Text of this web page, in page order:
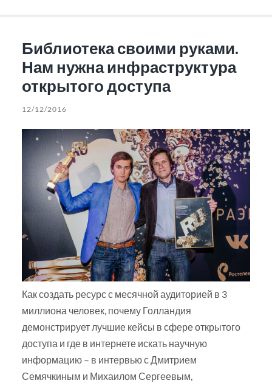
Библиотека своими руками.
Нам нужна инфраструктура
открытого доступа
12/12/2016
Как создать ресурс с месячной аудиторией в 3
миллиона человек, почему Голландия
демонстрирует лучшие кейсы в сфере открытого
доступа и где в интернете искать научную
информацию – в интервью с Дмитрием
Семячкиным и Михаилом Сергеевым,